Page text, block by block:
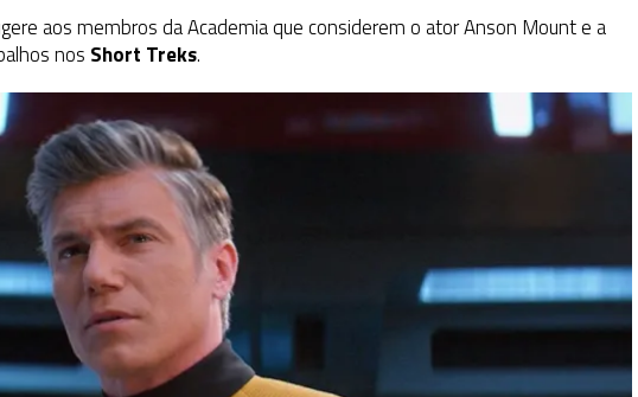
aos membros da Academia que considerem o ator Anson Mount e a
nos Short Treks.